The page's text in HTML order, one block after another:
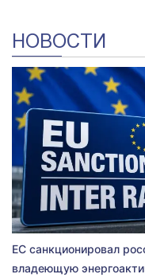
НОВОСТИ
ЕС санкционировал
владеющую